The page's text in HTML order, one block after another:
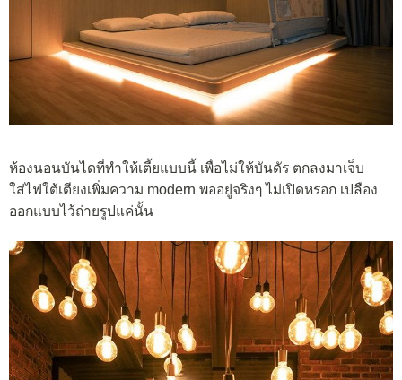
ห้องนอนบันไดที่ทำให้เตี้ยแบบนี้ เพื่อไม่ให้บันดัร ตกลงมาเจ็บ
ใส่ไฟใต้เตียงเพิ่มความ modern พออยู่จริงๆ ไม่เปิดหรอก เปลือง
ออกแบบไว้ถ่ายรูปแค่นั้น